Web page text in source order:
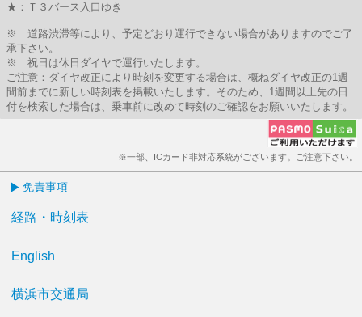
★：Ｔ３バース入口ゆき
※ 道路渋滞等により、予定どおり運行できない場合がありますのでご了
承下さい。
※ 祝日は休日ダイヤで運行いたします。
ご注意：ダイヤ改正により時刻を変更する場合は、概ねダイヤ改正の1週
間前までに新しい時刻表を掲載いたします。そのため、1週間以上先の日
付を検索した場合は、乗車前に改めて時刻のご確認をお願いいたします。
※一部、ICカード非対応系統がございます。ご注意下さい。
免責事項
経路・時刻表
English
横浜市交通局